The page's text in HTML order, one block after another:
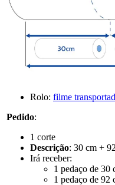
Rolo: filme
Pedido:
1 corte
Descrição: 30 cm +
Irá receber:
1 pedaço de 30
1 pedaço de 92